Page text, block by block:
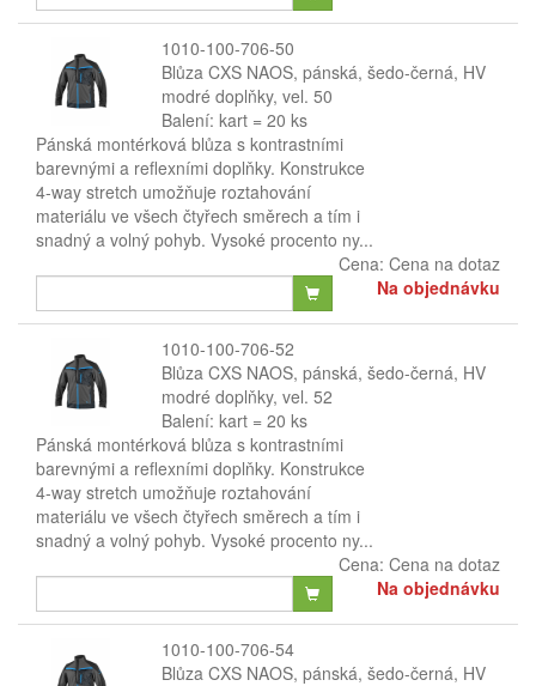
1010-100-706-50
Blůza CXS NAOS, pánská, šedo-černá, HV
modré doplňky, vel. 50
Balení: kart = 20 ks
Pánská montérková blůza s kontrastními
barevnými a reflexními doplňky. Konstrukce
4-way stretch umožňuje roztahování
materiálu ve všech čtyřech směrech a tím i
snadný a volný pohyb. Vysoké procento ny...
Cena: Cena na dotaz
Na objednávku
1010-100-706-52
Blůza CXS NAOS, pánská, šedo-černá, HV
modré doplňky, vel. 52
Balení: kart = 20 ks
Pánská montérková blůza s kontrastními
barevnými a reflexními doplňky. Konstrukce
4-way stretch umožňuje roztahování
materiálu ve všech čtyřech směrech a tím i
snadný a volný pohyb. Vysoké procento ny...
Cena: Cena na dotaz
Na objednávku
1010-100-706-54
Blůza CXS NAOS, pánská, šedo-černá, HV